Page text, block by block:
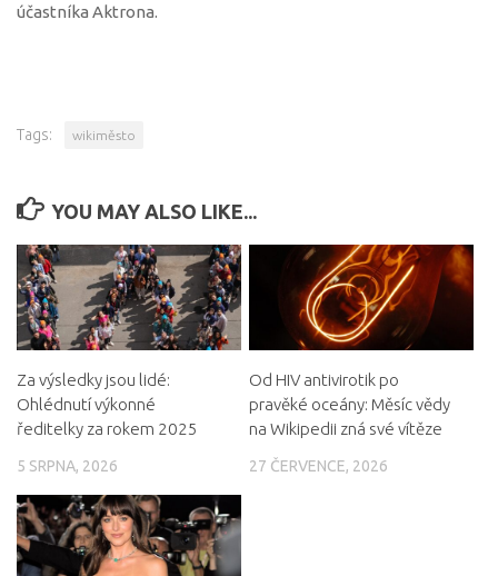
účastníka Aktrona.
Tags: wikiměsto
YOU MAY ALSO LIKE...
Za výsledky jsou lidé:
Ohlédnutí výkonné
ředitelky za rokem 2025
5 SRPNA, 2026
Od HIV antivirotik po
pravěké oceány: Měsíc vědy
na Wikipedii zná své vítěze
27 ČERVENCE, 2026